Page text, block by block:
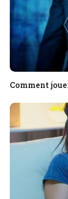
Comment